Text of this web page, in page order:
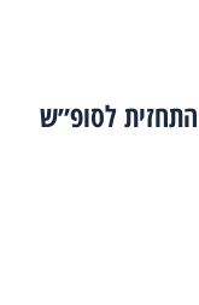
התחזית לסופ״ש